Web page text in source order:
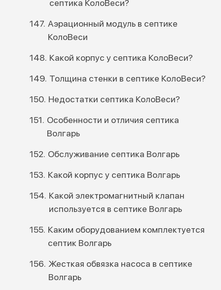
септика КолоВеси?
Аэрационный модуль в септике
КолоВеси
Какой корпус у септика КолоВеси?
Толщина стенки в септике КолоВеси?
Недостатки септика КолоВеси?
Особенности и отличия септика
Волгарь
Обслуживание септика Волгарь
Какой корпус у септика Волгарь
Какой электромагнитный клапан
используется в септике Волгарь
Каким оборудованием комплектуется
септик Волгарь
Жесткая обвязка насоса в септике
Волгарь